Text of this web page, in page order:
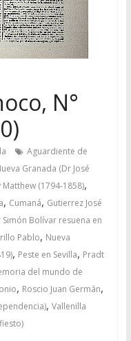
N°
Aguardiente de
Granada (Dr José
(1794-1858),
, Cumaná, Gutierrez José
Bolívar resuena en
Pablo, Nueva
, Peste en Sevilla, Pradt
del mundo de
, Roscio Juan Germán,
, Vallenilla